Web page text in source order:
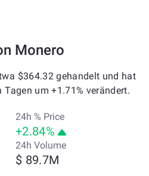
Monero
$364.32 gehandelt und hat
um +1.71% verändert.
24h % Price
+2.84%
24h Volume
$ 89.7M